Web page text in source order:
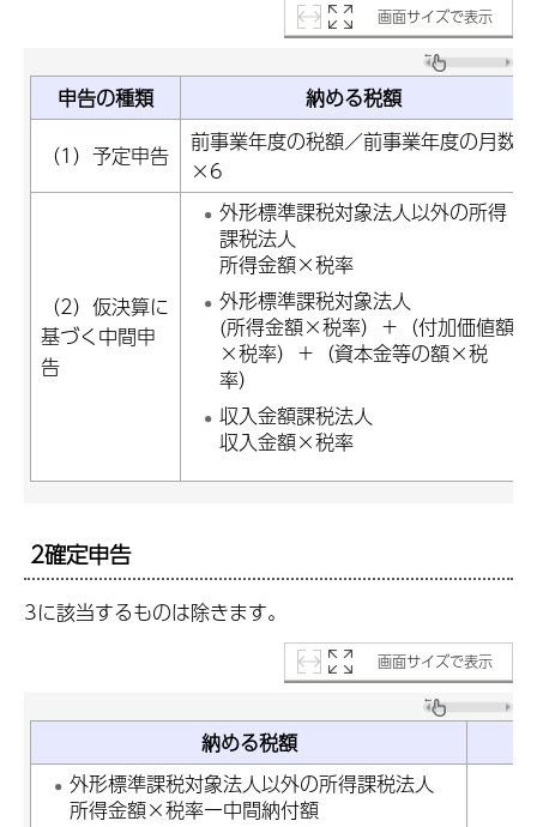
画面サイズで表示
申告の種類
納める税額
（1）予定申告
前事業年度の税額／前事業年度の月数
×6
（2）仮決算に
基づく中間申
告
外形標準課税対象法人以外の所得
課税法人
所得金額×税率
外形標準課税対象法人
(所得金額×税率）＋（付加価値額
×税率）＋（資本金等の額×税
率）
収入金額課税法人
収入金額×税率
2確定申告
3に該当するものは除きます。
画面サイズで表示
納める税額
外形標準課税対象法人以外の所得課税法人
所得金額×税率ー中間納付額